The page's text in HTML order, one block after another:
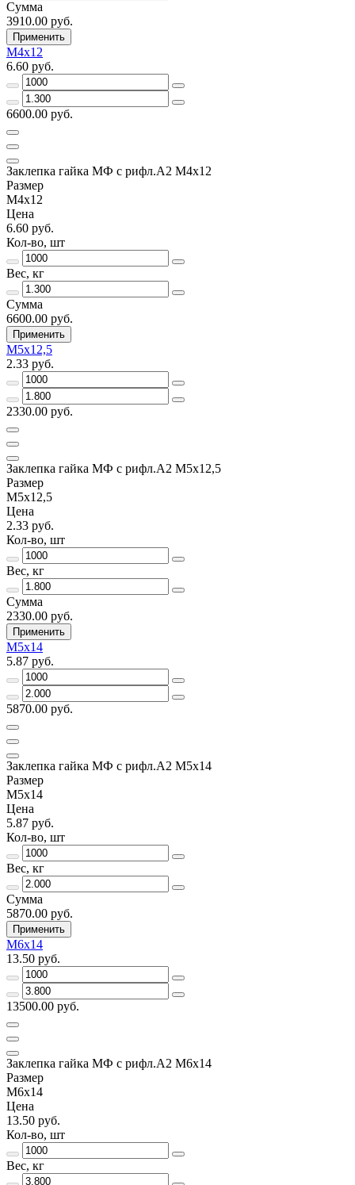
Сумма
3910.00 руб.
Применить
М4х12
6.60 руб.
6600.00 руб.
Заклепка гайка МФ с рифл.А2 M4х12
Размер
М4х12
Цена
6.60 руб.
Кол-во, шт
Вес, кг
Сумма
6600.00 руб.
Применить
М5х12,5
2.33 руб.
2330.00 руб.
Заклепка гайка МФ с рифл.А2 M5х12,5
Размер
М5х12,5
Цена
2.33 руб.
Кол-во, шт
Вес, кг
Сумма
2330.00 руб.
Применить
М5х14
5.87 руб.
5870.00 руб.
Заклепка гайка МФ с рифл.А2 M5х14
Размер
М5х14
Цена
5.87 руб.
Кол-во, шт
Вес, кг
Сумма
5870.00 руб.
Применить
М6х14
13.50 руб.
13500.00 руб.
Заклепка гайка МФ с рифл.А2 M6х14
Размер
М6х14
Цена
13.50 руб.
Кол-во, шт
Вес, кг